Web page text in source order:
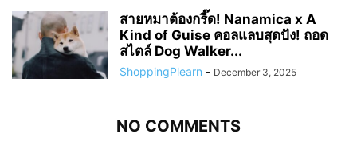
สายหมาต้องกรี๊ด! Nanamica x A
Kind of Guise คอลแลบสุดปัง! ถอด
สไตล์ Dog Walker...
ShoppingPlearn - December 3, 2025
NO COMMENTS